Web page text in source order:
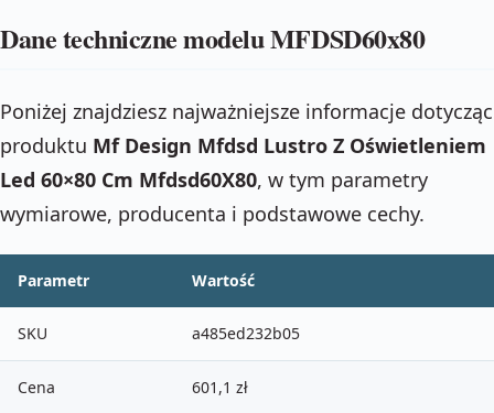
Dane techniczne modelu MFDSD60x80
Poniżej znajdziesz najważniejsze informacje
produktu Mf Design Mfdsd Lustro Z Oświetleniem
Led 60×80 Cm Mfdsd60X80, w tym parametry
wymiarowe, producenta i podstawowe cechy.
Parametr Wartość
SKU a485ed232b05
Cena 601,1 zł